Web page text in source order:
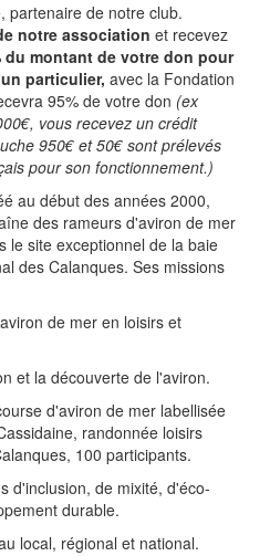
partenaire de notre club.
notre association et recevez
du montant de votre don pour
particulier, avec la Fondation
95% de votre don (ex
vous recevez un crédit
950€ et 50€ sont prélevés
pour son fonctionnement.)
au début des années 2000,
des rameurs d'aviron de mer
le site exceptionnel de la baie
des Calanques. Ses missions
de mer en loisirs et
et la découverte de l'aviron.
d'aviron de mer labellisée
randonnée loisirs
100 participants.
d'inclusion, de mixité, d'éco-
durable.
local, régional et national.